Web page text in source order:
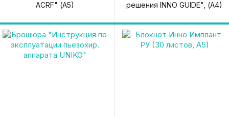
ACRF" (А5)
решения INNO GUIDE", (А4)